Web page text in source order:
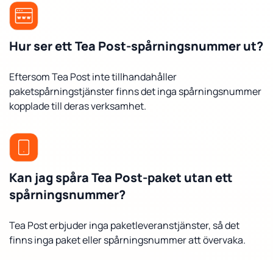
Hur ser ett Tea Post-spårningsnummer ut?
Eftersom Tea Post inte tillhandahåller
paketspårningstjänster finns det inga spårningsnummer
kopplade till deras verksamhet.
Kan jag spåra Tea Post-paket utan ett
spårningsnummer?
Tea Post erbjuder inga paketleveranstjänster, så det
finns inga paket eller spårningsnummer att övervaka.